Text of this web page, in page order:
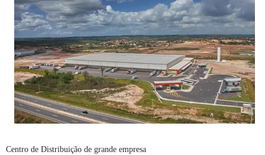
Centro de Distribuição de grande empresa